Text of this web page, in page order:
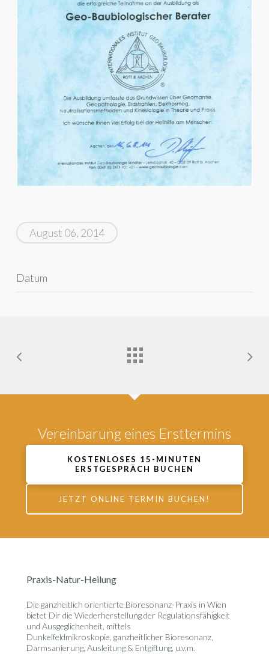
August 06, 2014
Datum
Vereinbarung eines Ersttermins
KOSTENLOSES 15-MINUTEN
ERSTGESPRÄCH BUCHEN
JETZT ONLINE TERMIN BUCHEN!
Praxis-Natur-Heilung
Die ganzheitlich orientierte Bioresonanz-Praxis in Wien
bietet Dir die Wiederherstellung der Regulationsfähigkeit
und Ausgeglichenheit, mittels
Dunkelfeldmikroskopie, ganzheitlicher Bioresonanz,
Darmsanierung, Ausleitung & Entgiftung, u.v.m.